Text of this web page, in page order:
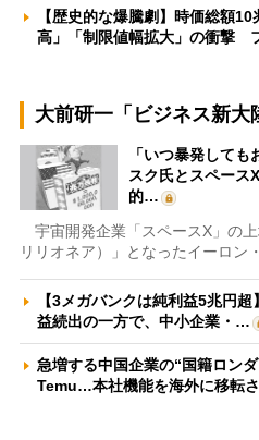
【歴史的な爆騰劇】時価総額
高」「制限値幅拡大」の衝撃
大前研一「ビジネス新大
「いつ暴発して
スク氏とスペース
的…
宇宙開発企業「スペースX」の
リリオネア）」となったイーロン
【3メガバンクは純利益5兆円
益続出の一方で、中小企業・…
急増する中国企業の“国籍ロン
Temu…本社機能を海外に移転